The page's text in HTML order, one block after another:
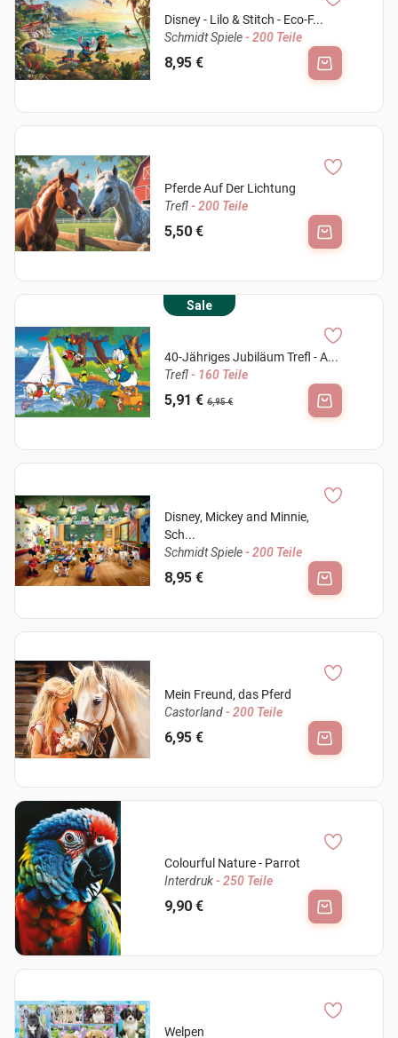
Disney - Lilo & Stitch - Eco-F...
Schmidt Spiele- 200 Teile
8,95 €
Pferde Auf Der Lichtung
Trefl- 200 Teile
5,50 €
Sale
40-Jähriges Jubiläum Trefl - A...
Trefl- 160 Teile
5,91 € 6,95 €
Disney, Mickey and Minnie,
Sch...
Schmidt Spiele- 200 Teile
8,95 €
Mein Freund, das Pferd
Castorland- 200 Teile
6,95 €
Colourful Nature - Parrot
Interdruk- 250 Teile
9,90 €
Welpen